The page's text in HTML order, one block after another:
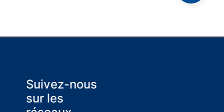
Suivez-nous
sur les